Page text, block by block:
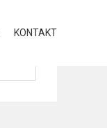
KONTAKT